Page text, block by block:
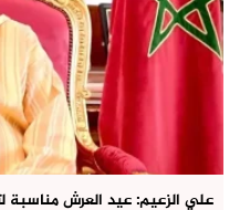
علي الزعيم: عيد العرش مناسبة